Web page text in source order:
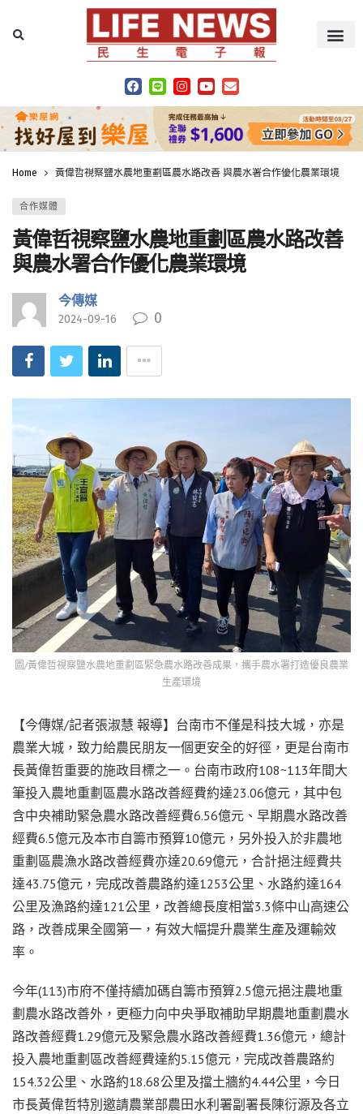
Home 黃偉哲視察鹽水農地重劃區農水路改善 與農水署合作優化農業環境
合作媒體
黃偉哲視察鹽水農地重劃區農水路改善
與農水署合作優化農業環境
今傳媒
2024-09-16 0
圖/黃偉哲視察鹽水農地重劃區緊急農水路改善成果，攜手農水署打造優良農業
生產環境
【今傳媒/記者張淑慧 報導】台南市不僅是科技大城，亦是
農業大城，致力給農民朋友一個更安全的好徑，更是台南市
長黃偉哲重要的施政目標之一。台南市政府108~113年間大
筆投入農地重劃區農水路改善經費約達23.06億元，其中包
含中央補助緊急農水路改善經費6.56億元、早期農水路改善
經費6.5億元及本市自籌市預算10億元，另外投入於非農地
重劃區農漁水路改善經費亦達20.69億元，合計挹注經費共
達43.75億元，完成改善農路約達1253公里、水路約達164
公里及漁路約達121公里，改善總長度相當3.3條中山高速公
路，改善成果全國第一，有效大幅提升農業生產及運輸效
率。
今年(113)市府不僅持續加碼自籌市預算2.5億元挹注農地重
劃農水路改善外，更極力向中央爭取補助早期農地重劃農水
路改善經費1.29億元及緊急農水路改善經費1.36億元，總計
投入農地重劃區改善經費達約5.15億元，完成改善農路約
154.32公里、水路約18.68公里及擋土牆約4.44公里，今日
市長黃偉哲特別邀請農業部農田水利署副署長陳衍源及各立